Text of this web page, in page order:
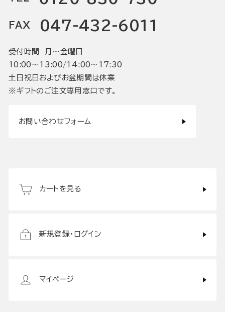
FAX 047-432-6011
受付時間 月〜金曜日
10:00〜13:00/14:00〜17:30
土日祝日およびお盆期間は休業
※ギフトのご注文専用窓口です。
お問い合わせフォーム
カートを見る
新規登録・ログイン
マイページ